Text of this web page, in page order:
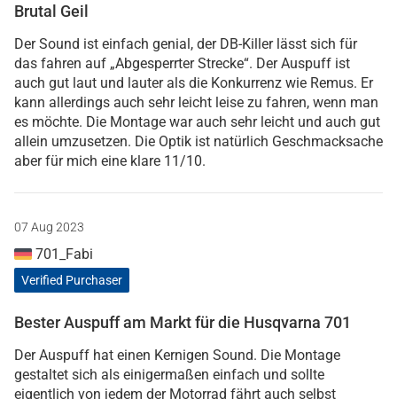
Brutal Geil
Der Sound ist einfach genial, der DB-Killer lässt sich für
das fahren auf „Abgesperrter Strecke“. Der Auspuff ist
auch gut laut und lauter als die Konkurrenz wie Remus. Er
kann allerdings auch sehr leicht leise zu fahren, wenn man
es möchte. Die Montage war auch sehr leicht und auch gut
allein umzusetzen. Die Optik ist natürlich Geschmacksache
aber für mich eine klare 11/10.
07 Aug 2023
701_Fabi
Verified Purchaser
Bester Auspuff am Markt für die Husqvarna 701
Der Auspuff hat einen Kernigen Sound. Die Montage
gestaltet sich als einigermaßen einfach und sollte
eigentlich von jedem der Motorrad fährt auch selbst